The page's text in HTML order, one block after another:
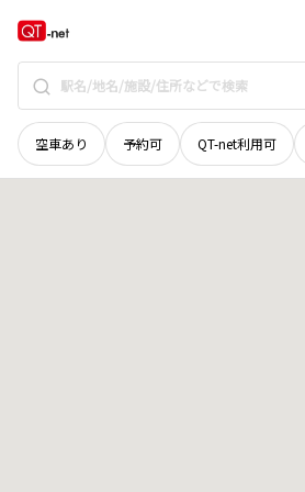
空車あり 予約可 QT-net利用可
北海道